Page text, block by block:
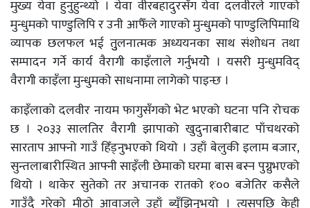
मुख्य येवा हुनुहुन्थ्यो । येवा वीरबहादुरसँग येवा दलवीरले गाएको
मुन्धुमको पाण्डुलिपि र उनी आफैँले गाएको मुन्धुमको पाण्डुलिपिमाथि
व्यापक छलफल भई तुुलनात्मक अध्ययनका साथ संशोधन तथा
सम्पादन गर्ने कार्य वैरागी काइँलाले गर्नुभयोे । यसरी मुन्धुमविद्
वैरागी काइँला मुन्धुमको साधनामा लागेको पाइन्छ ।
काइँलाको दलवीर नायम फागुसँगको भेट भएको घटना पनि रोचक
छ । २०३३ सालतिर वैरागी झापाको खुदुनाबारीबाट पाँचथरको
सारताप आफ्नो गाउँ हिँड्नुभएको थियो । उहाँ बेलुकी इलाम बजार,
सुन्तलाबारीस्थित आफ्नी साइँली छेमाको घरमा बास बस्न पुग्नुभएको
थियो । थाकेर सुतेको तर अचानक रातको १ः०० बजेतिर कसैले
गाउँदै गरेको मीठो आवाजले उहाँ ब्युँझिनुभयो । त्यसपछि केही